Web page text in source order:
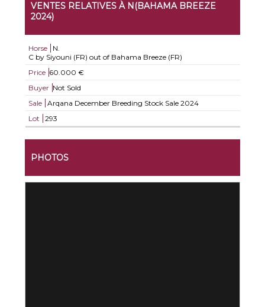
VENTES RELATIVES À N(BAHAMA BREEZE
2024)
Horse
N.
C by Siyouni (FR) out of Bahama Breeze (FR)
Price 60.000 €
Buyer Not Sold
Sale
Arqana December Breeding Stock Sale 2024
Lot
293
PHOTOS